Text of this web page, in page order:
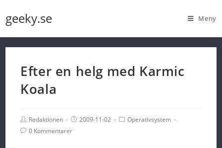
togeeky.se Meny
Efter en helg med Karmic
Koala
Post
Author:
Redaktionen
Post2009-11-02
PostOperativsystem
Post0 Kommentarer